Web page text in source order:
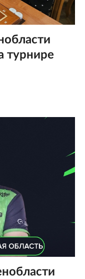
турнире